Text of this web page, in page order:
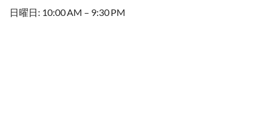
日曜日: 10:00 AM – 9:30 PM